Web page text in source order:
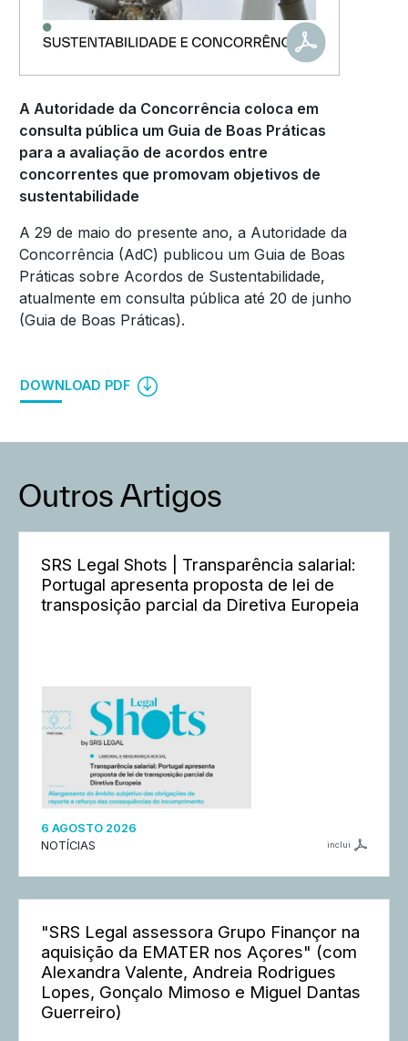
A Autoridade da Concorrência coloca em
consulta pública um Guia de Boas Práticas
para a avaliação de acordos entre
concorrentes que promovam objetivos de
sustentabilidade
A 29 de maio do presente ano, a Autoridade da
Concorrência (AdC) publicou um Guia de Boas
Práticas sobre Acordos de Sustentabilidade,
atualmente em consulta pública até 20 de junho
(Guia de Boas Práticas).
DOWNLOAD PDF
Outros Artigos
SRS Legal Shots | Transparência salarial:
Portugal apresenta proposta de lei de
transposição parcial da Diretiva Europeia
6 AGOSTO 2026
NOTÍCIAS
inclui
"SRS Legal assessora Grupo Finançor na
aquisição da EMATER nos Açores" (com
Alexandra Valente, Andreia Rodrigues
Lopes, Gonçalo Mimoso e Miguel Dantas
Guerreiro)